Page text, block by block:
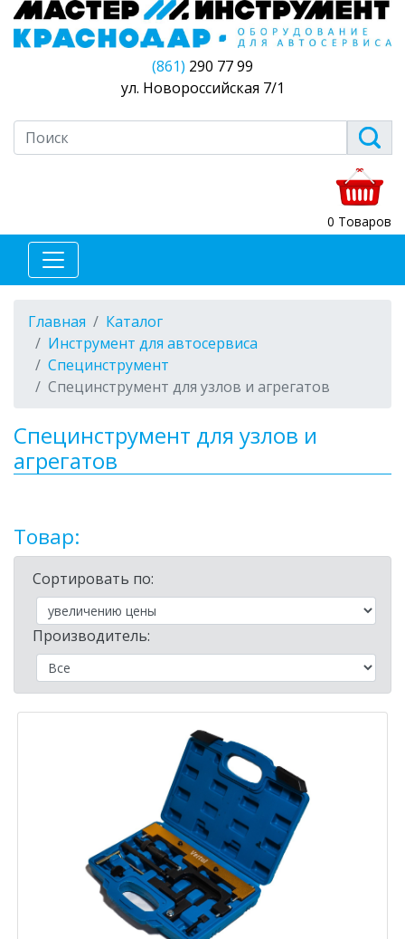
(861) 290 77 99
ул. Новороссийская 7/1
0 Товаров
Главная
Каталог
Инструмент для автосервиса
Специнструмент
Специнструмент для узлов и агрегатов
Специнструмент для узлов и
агрегатов
Товар:
Сортировать по:
Производитель: